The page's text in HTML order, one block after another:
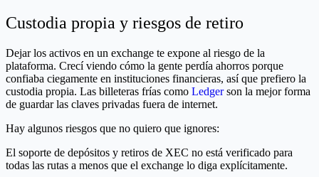
Custodia propia y riesgos de retiro
Dejar los activos en un exchange te expone al riesgo de la
plataforma. Crecí viendo cómo la gente perdía ahorros porque
confiaba ciegamente en instituciones financieras, así que prefiero la
custodia propia. Las billeteras frías como Ledgerson la mejor forma
de guardar las claves privadas fuera de internet.
Hay algunos riesgos que no quiero que ignores:
El soporte de depósitos y retiros de XEC no está verificado para
todas las rutas a menos que el exchange lo diga explícitamente.